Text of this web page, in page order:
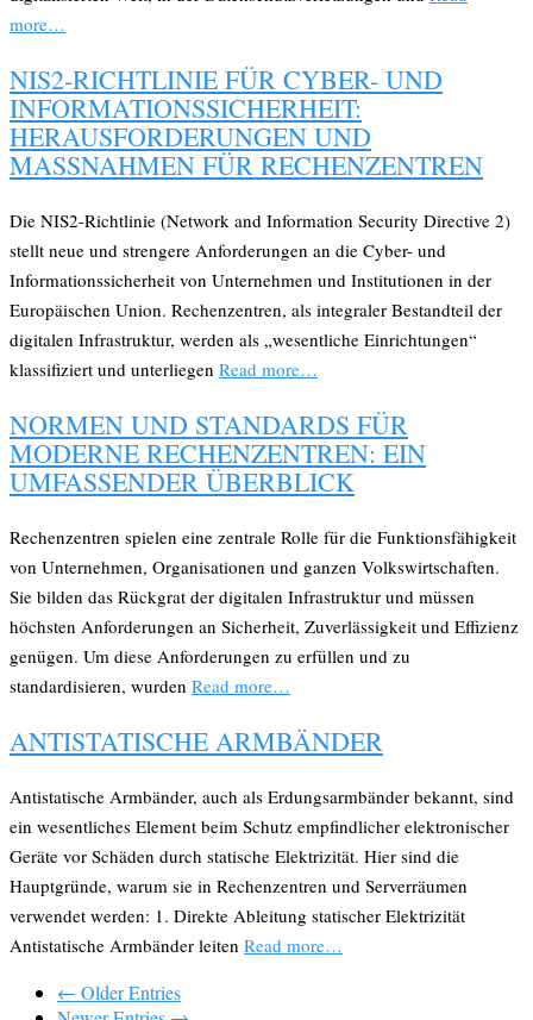
more…
NIS2-RICHTLINIE FÜR CYBER- UND
INFORMATIONSSICHERHEIT:
HERAUSFORDERUNGEN UND
MASSNAHMEN FÜR RECHENZENTREN
Die NIS2-Richtlinie (Network and Information Security Directive 2)
stellt neue und strengere Anforderungen an die Cyber- und
Informationssicherheit von Unternehmen und Institutionen in der
Europäischen Union. Rechenzentren, als integraler Bestandteil der
digitalen Infrastruktur, werden als „wesentliche Einrichtungen“
klassifiziert und unterliegen Read more…
NORMEN UND STANDARDS FÜR
MODERNE RECHENZENTREN: EIN
UMFASSENDER ÜBERBLICK
Rechenzentren spielen eine zentrale Rolle für die Funktionsfähigkeit
von Unternehmen, Organisationen und ganzen Volkswirtschaften.
Sie bilden das Rückgrat der digitalen Infrastruktur und müssen
höchsten Anforderungen an Sicherheit, Zuverlässigkeit und Effizienz
genügen. Um diese Anforderungen zu erfüllen und zu
standardisieren, wurden Read more…
ANTISTATISCHE ARMBÄNDER
Antistatische Armbänder, auch als Erdungsarmbänder bekannt, sind
ein wesentliches Element beim Schutz empfindlicher elektronischer
Geräte vor Schäden durch statische Elektrizität. Hier sind die
Hauptgründe, warum sie in Rechenzentren und Serverräumen
verwendet werden: 1. Direkte Ableitung statischer Elektrizität
Antistatische Armbänder leiten Read more…
← Older Entries